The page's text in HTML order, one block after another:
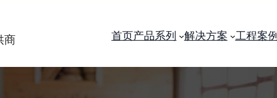
首页产品系列 解决方案 工程案例